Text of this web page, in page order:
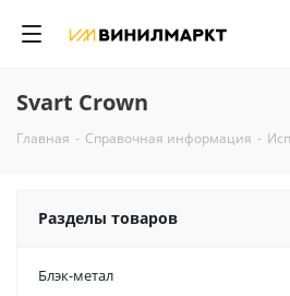
Svart Crown
Главная - Справочная информация -
Разделы товаров
Блэк-метал